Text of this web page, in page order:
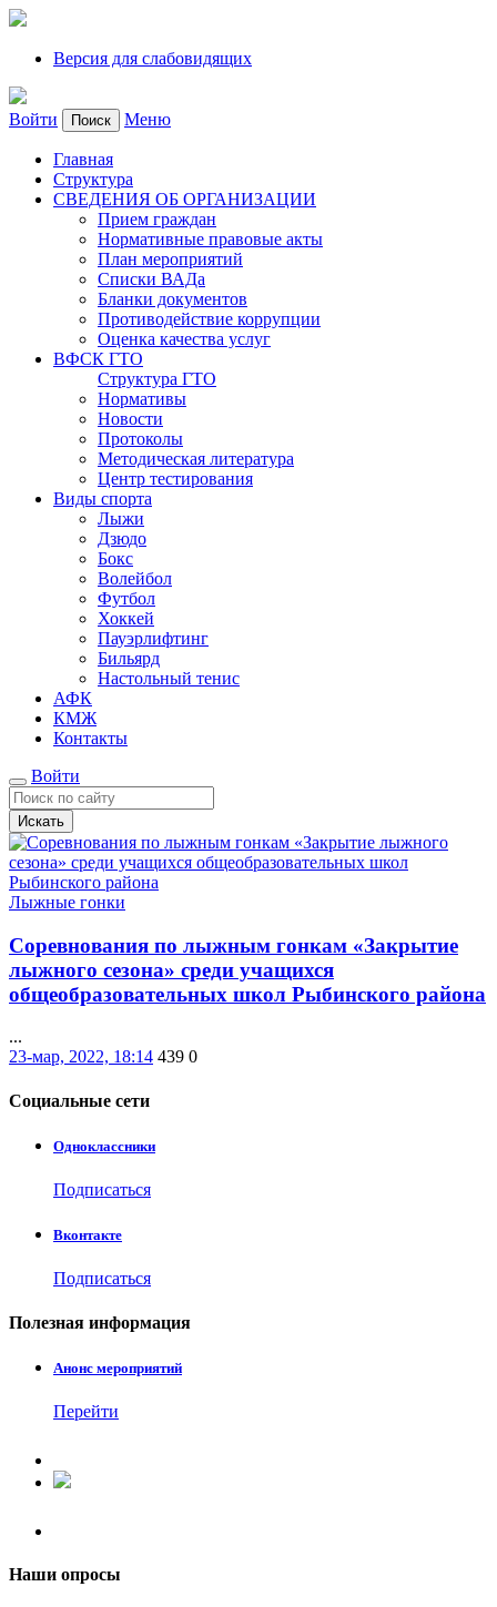
Версия для слабовидящих
Войти Поиск Меню
Главная
Структура
СВЕДЕНИЯ ОБ ОРГАНИЗАЦИИ
Прием граждан
Нормативные правовые акты
План мероприятий
Списки ВАДа
Бланки документов
Противодействие коррупции
Оценка качества услуг
ВФСК ГТО
Структура ГТО
Нормативы
Новости
Протоколы
Методическая литература
Центр тестирования
Виды спорта
Лыжи
Дзюдо
Бокс
Волейбол
Футбол
Хоккей
Пауэрлифтинг
Бильярд
Настольный тенис
АФК
КМЖ
Контакты
Войти
Искать
Лыжные гонки
Соревнования по лыжным гонкам «Закрытие
лыжного сезона» среди учащихся
общеобразовательных школ Рыбинского района
...
23-мар, 2022, 18:14 439 0
Социальные сети
Одноклассники
Подписаться
Вконтакте
Подписаться
Полезная информация
Анонс мероприятий
Перейти
Наши опросы